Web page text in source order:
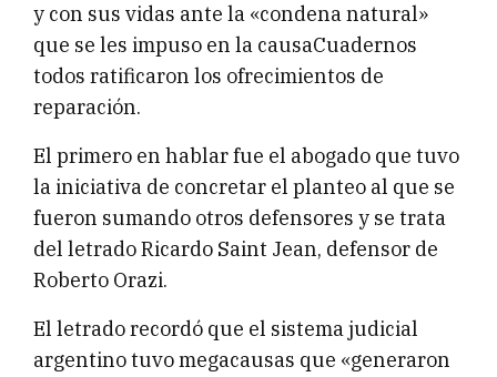
y con sus vidas ante la «condena natural»
que se les impuso en la causaCuadernos
todos ratificaron los ofrecimientos de
reparación.
El primero en hablar fue el abogado que tuvo
la iniciativa de concretar el planteo al que se
fueron sumando otros defensores y se trata
del letrado Ricardo Saint Jean, defensor de
Roberto Orazi.
El letrado recordó que el sistema judicial
argentino tuvo megacausas que «generaron